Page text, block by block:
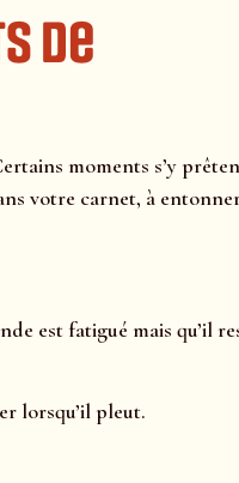
de
moments s’y
votre carnet, à
est fatigué mais qu’il
lorsqu’il pleut.